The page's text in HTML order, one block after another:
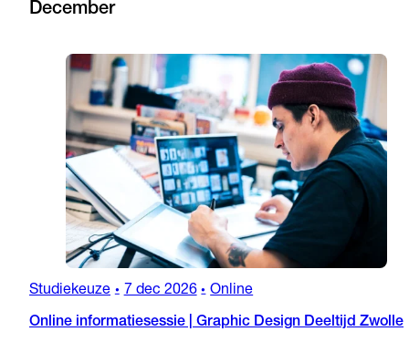
December
Studiekeuze • 7 dec 2026 • Online
Online informatiesessie | Graphic Design Deeltijd Zwolle